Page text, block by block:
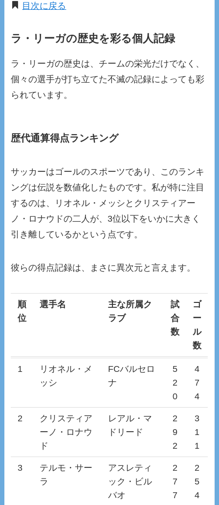
目次に戻る
ラ・リーガの歴史を彩る個人記録
ラ・リーガの歴史は、チームの栄光だけでなく、
個々の選手が打ち立てた不滅の記録によっても彩
られています。
歴代通算得点ランキング
サッカーはゴールのスポーツであり、このランキ
ングは伝説を数値化したものです。私が特に注目
するのは、リオネル・メッシとクリスティアー
ノ・ロナウドの二人が、3位以下をいかに大きく
引き離しているかという点です。
彼らの得点記録は、まさに異次元と言えます。
順
位
選手名
主な所属ク
ラブ
試
合
数
ゴ
ー
ル
数
1
リオネル・メ
ッシ
FCバルセロ
ナ
5
2
0
4
7
4
2
クリスティア
ーノ・ロナウ
ド
レアル・マ
ドリード
2
9
2
3
1
1
3
テルモ・サー
ラ
アスレティ
ック・ビル
バオ
2
7
7
2
5
4